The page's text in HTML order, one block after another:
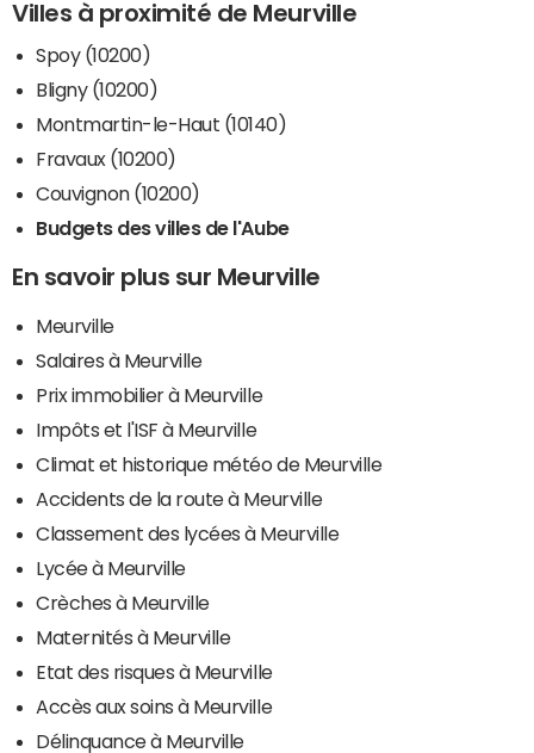
Villes à proximité de Meurville
Spoy (10200)
Bligny (10200)
Montmartin-le-Haut (10140)
Fravaux (10200)
Couvignon (10200)
Budgets des villes de l'Aube
En savoir plus sur Meurville
Meurville
Salaires à Meurville
Prix immobilier à Meurville
Impôts et l'ISF à Meurville
Climat et historique météo de Meurville
Accidents de la route à Meurville
Classement des lycées à Meurville
Lycée à Meurville
Crèches à Meurville
Maternités à Meurville
Etat des risques à Meurville
Accès aux soins à Meurville
Délinquance à Meurville